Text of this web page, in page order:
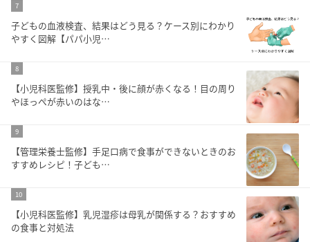
7
子どもの血液検査、結果はどう見る？ケース別にわかり
やすく図解【パパ小児…
8
【小児科医監修】授乳中・後に顔が赤くなる！目の周り
やほっぺが赤いのはな…
9
【管理栄養士監修】手足口病で食事ができないときのお
すすめレシピ！子ども…
10
【小児科医監修】乳児湿疹は母乳が関係する？おすすめ
の食事と対処法